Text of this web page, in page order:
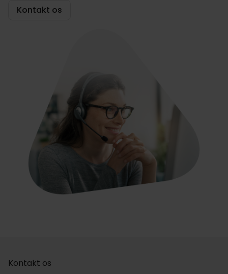
Kontakt os
Kontakt os